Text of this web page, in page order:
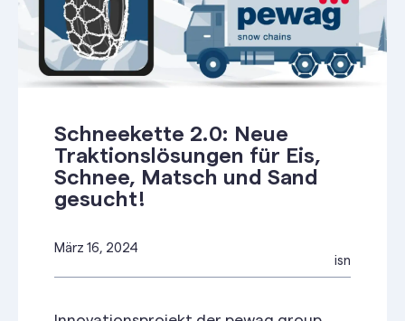
Schneekette 2.0: Neue
Traktionslösungen für Eis,
Schnee, Matsch und Sand
gesucht!
März 16, 2024
isn